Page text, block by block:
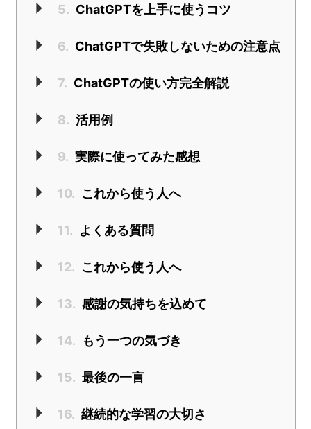
5. ChatGPTを上手に使うコツ
6. ChatGPTで失敗しないための注意点
7. ChatGPTの使い方完全解説
8. 活用例
9. 実際に使ってみた感想
10. これから使う人へ
11. よくある質問
12. これから使う人へ
13. 感謝の気持ちを込めて
14. もう一つの気づき
15. 最後の一言
16. 継続的な学習の大切さ